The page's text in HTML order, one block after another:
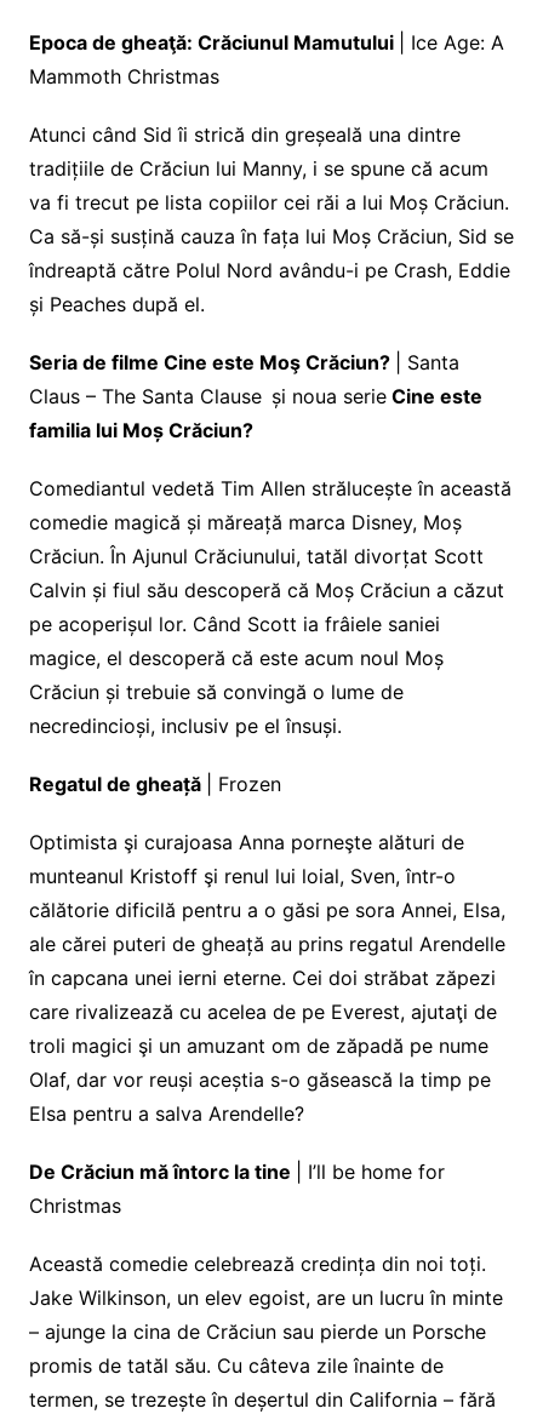
Epoca de gheaţă: Crăciunul Mamutului
| Ice Age: A
Mammoth Christmas
Atunci când Sid îi strică din greșeală una dintre
tradițiile de Crăciun lui Manny, i se spune că acum
va fi trecut pe lista copiilor cei răi a lui Moș Crăciun.
Ca să-și susțină cauza în fața lui Moș Crăciun, Sid se
îndreaptă către Polul Nord avându-i pe Crash, Eddie
și Peaches după el.
Seria de filme Cine este Moş Crăciun?
| Santa
Claus – The Santa Clause și noua serieCine este
familia lui Moș Crăciun?
Comediantul vedetă Tim Allen strălucește în această
comedie magică și măreață marca Disney, Moș
Crăciun. În Ajunul Crăciunului, tatăl divorțat Scott
Calvin și fiul său descoperă că Moș Crăciun a căzut
pe acoperișul lor. Când Scott ia frâiele saniei
magice, el descoperă că este acum noul Moș
Crăciun și trebuie să convingă o lume de
necredincioși, inclusiv pe el însuși.
Regatul de gheață | Frozen
Optimista şi curajoasa Anna porneşte alături de
munteanul Kristoff şi renul lui loial, Sven, într-o
călătorie dificilă pentru a o găsi pe sora Annei, Elsa,
ale cărei puteri de gheață au prins regatul Arendelle
în capcana unei ierni eterne. Cei doi străbat zăpezi
care rivalizează cu acelea de pe Everest, ajutaţi de
troli magici şi un amuzant om de zăpadă pe nume
Olaf, dar vor reuși aceștia s-o găsească la timp pe
Elsa pentru a salva Arendelle?
De Crăciun mă întorc la tine
| I’ll be home for
Christmas
Această comedie celebrează credința din noi toți.
Jake Wilkinson, un elev egoist, are un lucru în minte
– ajunge la cina de Crăciun sau pierde un Porsche
promis de tatăl său. Cu câteva zile înainte de
termen, se trezește în deșertul din California – fără